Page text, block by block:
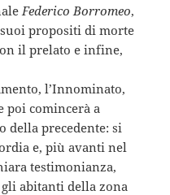
Federico Borromeo,
propositi di morte
il prelato e infine,
l’Innominato,
comincerà a
della precedente: si
e, più avanti nel
testimonianza,
abitanti della zona